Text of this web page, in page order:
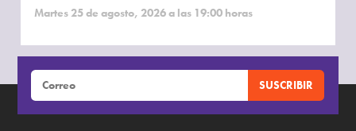
Martes 25 de agosto, 2026 a las 19:00 horas